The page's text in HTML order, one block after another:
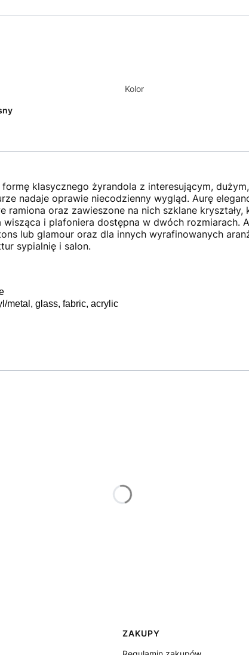
Kolor
klasycznego żyrandola z interesującym,
nadaje oprawie niecodzienny wygląd. Aurę
ramiona oraz zawieszone na nich szklane
wisząca i plafoniera dostępna w dwóch rozmiarach.
lub glamour oraz dla innych wyrafinowanych
sypialnię i salon.
metal, glass, fabric, acrylic
ZAKUPY